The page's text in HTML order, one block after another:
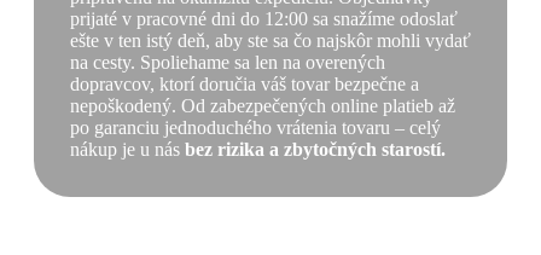
prijaté v pracovné dni do 12:00 sa snažíme odoslať
ešte v ten istý deň, aby ste sa čo najskôr mohli vydať
na cesty. Spoliehame sa len na overených
dopravcov, ktorí doručia váš tovar bezpečne a
nepoškodený. Od zabezpečených online platieb až
po garanciu jednoduchého vrátenia tovaru – celý
nákup je u nás bez rizika a zbytočných starostí.